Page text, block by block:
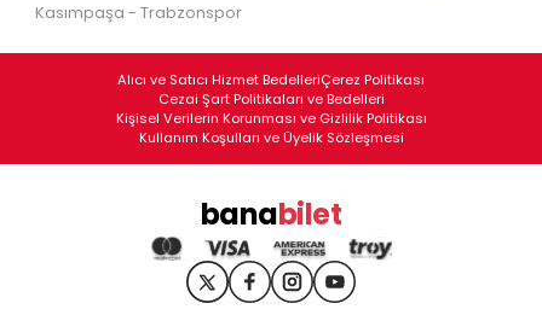
Kasımpaşa - Trabzonspor
Alıcı ve Satıcı Hizmet BedelleriÇerez Politikası
Cezai Şart Politikaları ve Bedelleri
Kişisel Verilerin Korunması ve Gizlilik Politikası
Kullanım Koşulları ve Üyelik Sözleşmesi
banabilet